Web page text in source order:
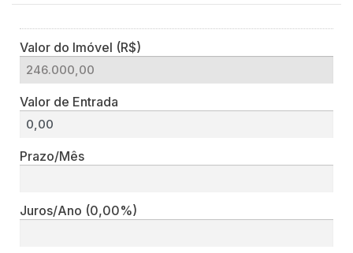
Valor do Imóvel (R$)
Valor de Entrada
Prazo/Mês
Juros/Ano (0,00%)